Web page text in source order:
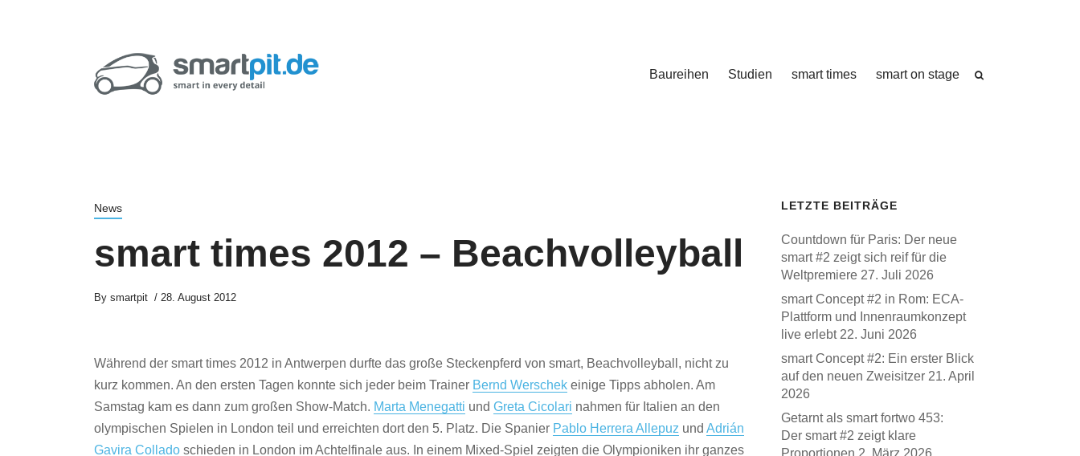
Baureihen Studien smart times smart on stage
News
smart times 2012 – Beachvolleyball
By smartpit 28. August 2012
Während der smart times 2012 in Antwerpen durfte das große Steckenpferd von smart, Beachvolleyball, nicht zu
kurz kommen. An den ersten Tagen konnte sich jeder beim Trainer Bernd Werschek einige Tipps abholen. Am
Samstag kam es dann zum großen Show-Match. Marta Menegatti und Greta Cicolari nahmen für Italien an den
olympischen Spielen in London teil und erreichten dort den 5. Platz. Die Spanier Pablo Herrera Allepuz und Adrián
Gavira Collado schieden in London im Achtelfinale aus. In einem Mixed-Spiel zeigten die Olympioniken ihr ganzes
LETZTE BEITRÄGE
Countdown für Paris: Der neue
smart #2 zeigt sich reif für die
Weltpremiere 27. Juli 2026
smart Concept #2 in Rom: ECA-
Plattform und Innenraumkonzept
live erlebt 22. Juni 2026
smart Concept #2: Ein erster Blick
auf den neuen Zweisitzer 21. April
2026
Getarnt als smart fortwo 453:
Der smart #2 zeigt klare
Proportionen 2. März 2026